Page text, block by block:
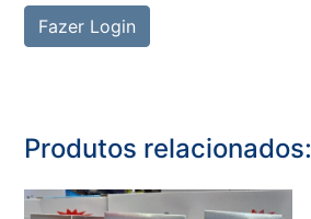
Fazer Login
Produtos relacionados: